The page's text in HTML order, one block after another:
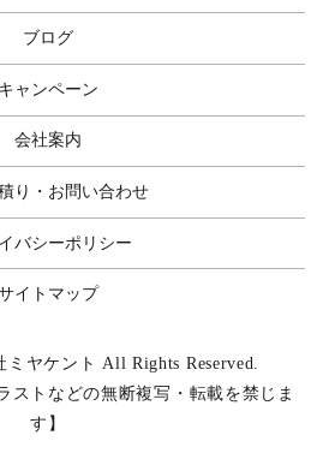
ブログ
キャンペーン
会社案内
り・お問い合わせ
バシーポリシー
イトマップ
ヤケント All Rights Reserved.
ストなどの無断複写・転載を禁じま
す】